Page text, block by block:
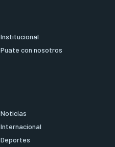
Institucional
Puate con nosotros
Noticias
Internacional
Deportes